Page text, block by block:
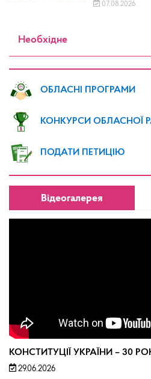
07.08.2026
Необхідне
ОБЛАСНІ ПРОГРАМИ
КОНКУРСИ ОБЛАСНОЇ
ПОДАТИ ПЕТИЦІЮ
Відеогалерея
КОНСТИТУЦІЇ УКРАЇНИ – 30
29.06.2026